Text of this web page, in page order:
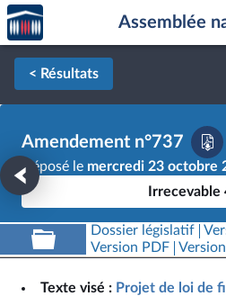
Aller au contenu
Aller en bas de la page
Accèder
à la
page
d'accueil
Assemblée
< Résultats
Amendement n°737
Déposé le mercredi 23 octobre
Irrecevable
Dossier législatif
Version PDF
Texte visé : Projet de loi de